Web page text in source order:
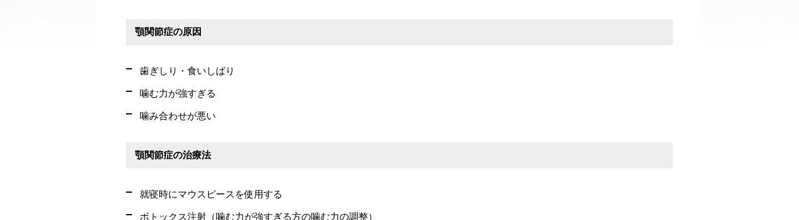
顎関節症の原因
歯ぎしり・食いしばり
噛む力が強すぎる
噛み合わせが悪い
顎関節症の治療法
就寝時にマウスピースを使用する
ボトックス注射（噛む力が強すぎる方の噛む力の調整）